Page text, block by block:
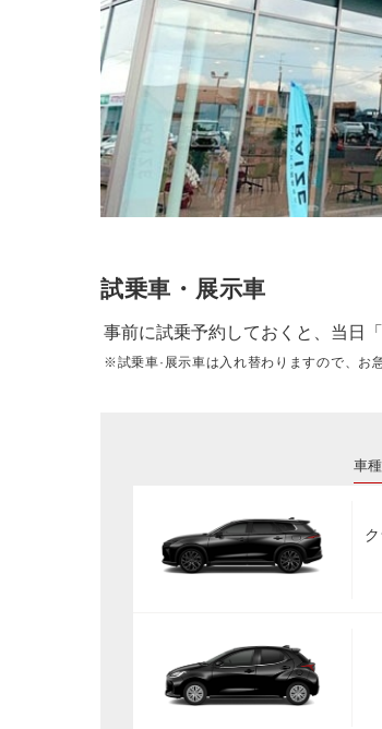
試乗車・展示車
事前に試乗予約しておくと、当日
※試乗車·展示車は入れ替わりますので、お
車